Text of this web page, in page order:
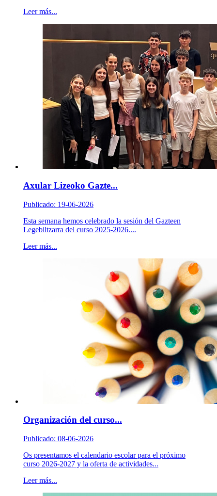
Leer más...
Axular Lizeoko Gazte...
Publicado: 19-06-2026
Esta semana hemos celebrado la sesión del Gazteen
Legebiltzarra del curso 2025-2026....
Leer más...
Organización del curso...
Publicado: 08-06-2026
Os presentamos el calendario escolar para el próximo
curso 2026-2027 y la oferta de actividades...
Leer más...